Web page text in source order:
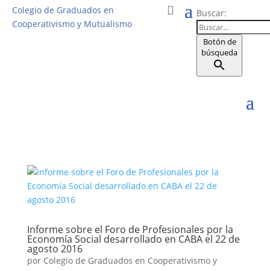
Colegio de Graduados en
Cooperativismo y Mutualismo
Buscar:
Botón de
búsqueda
Informe sobre el Foro de Profesionales por la
Economía Social desarrollado en CABA el 22 de
agosto 2016
por Colegio de Graduados en Cooperativismo y